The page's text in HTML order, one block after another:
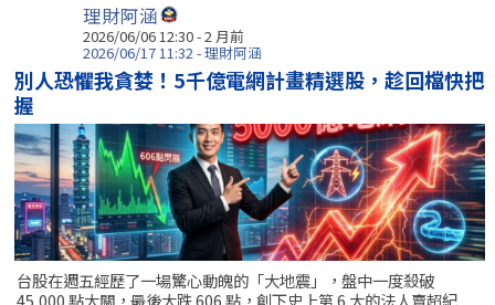
理財阿涵
2026/06/06 12:30 - 2 月前
2026/06/17 11:32 - 理財阿涵
別人恐懼我貪婪！5千億電網計畫精選股，趁回檔快把
握
台股在週五經歷了一場驚心動魄的「大地震」，盤中一度殺破
45,000 點大關，最後大跌 606 點，創下史上第 6 大的法人賣超紀